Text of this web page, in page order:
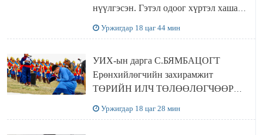
нүүлгэсэн. Гэтэл одоог хүртэл хашаа
Уржигдар 18 цаг 44 мин
УИХ-ын дарга С.БЯМБАЦОГТ
Ерөнхийлөгчийн захирамжит
ТӨРИЙН ИЛЧ ТӨЛӨӨЛӨГЧӨӨР
Уржигдар 18 цаг 28 мин